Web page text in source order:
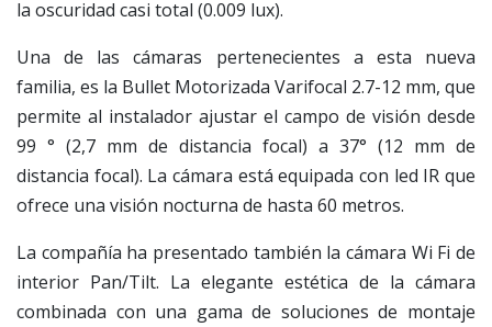
la oscuridad casi total (0.009 lux).
Una de las cámaras pertenecientes a esta nueva
familia, es la Bullet Motorizada Varifocal 2.7-12 mm, que
permite al instalador ajustar el campo de visión desde
99 ° (2,7 mm de distancia focal) a 37° (12 mm de
distancia focal). La cámara está equipada con led IR que
ofrece una visión nocturna de hasta 60 metros.
La compañía ha presentado también la cámara Wi Fi de
interior Pan/Tilt. La elegante estética de la cámara
combinada con una gama de soluciones de montaje